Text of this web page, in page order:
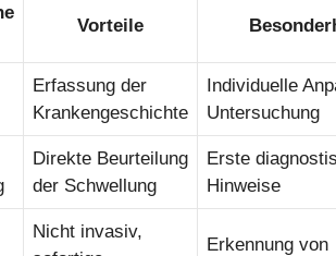
Vorteile
Erfassung der
Krankengeschichte
Individuelle
Untersuchung
Direkte Beurteilung
der Schwellung
Erste
Hinweise
Nicht invasiv,
Erkennung von